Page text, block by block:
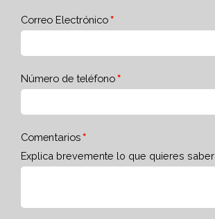
Correo Electrónico
Número de teléfono
Comentarios
Explica brevemente lo que quieres saber